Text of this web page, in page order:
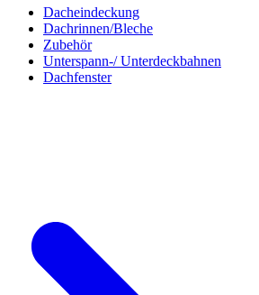
Dacheindeckung
Dachrinnen/Bleche
Zubehör
Unterspann-/ Unterdeckbahnen
Dachfenster